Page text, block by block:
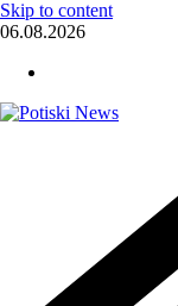
Skip to content
06.08.2026